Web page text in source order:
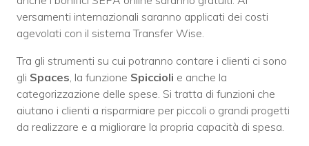
versamenti internazionali saranno applicati dei costi
agevolati con il sistema Transfer Wise.
Tra gli strumenti su cui potranno contare i clienti ci sono
gli Spaces , la funzione Spiccioli e anche la
categorizzazione delle spese. Si tratta di funzioni che
aiutano i clienti a risparmiare per piccoli o grandi progetti
da realizzare e a migliorare la propria capacità di spesa.